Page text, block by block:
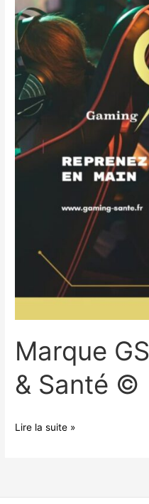
Marque
& Santé ©
Gaming
&
Santé
©
Lire la suite »